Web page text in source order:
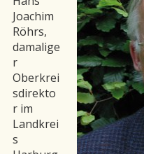
Joachim
Röhrs,
damalige
r
Oberkrei
sdirekto
r im
Landkrei
s